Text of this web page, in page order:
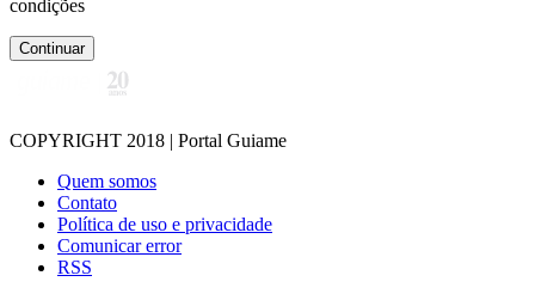
condições
Continuar
COPYRIGHT 2018 | Portal Guiame
Quem somos
Contato
Política de uso e privacidade
Comunicar error
RSS